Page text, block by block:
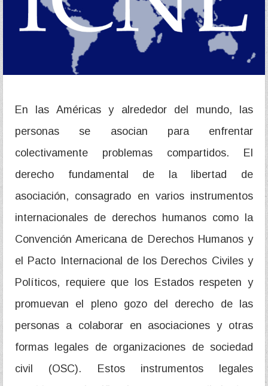
En las Américas y alrededor del mundo, las
personas se asocian para enfrentar
colectivamente problemas compartidos. El
derecho fundamental de la libertad de
asociación, consagrado en varios instrumentos
internacionales de derechos humanos como la
Convención Americana de Derechos Humanos y
el Pacto Internacional de los Derechos Civiles y
Políticos, requiere que los Estados respeten y
promuevan el pleno gozo del derecho de las
personas a colaborar en asociaciones y otras
formas legales de organizaciones de sociedad
civil (OSC). Estos instrumentos legales